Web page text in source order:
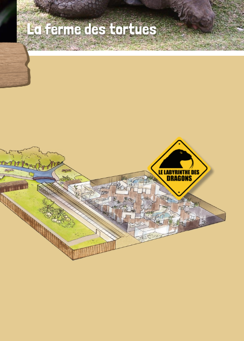
La ferme des tortues